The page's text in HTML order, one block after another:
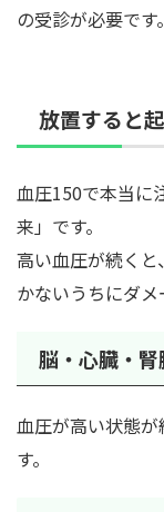
の受診が必要です。
放置すると
血圧150で本当に
来」です。
高い血圧が続く
かないうちにダメ
脳・心臓・
血圧が高い状態
す。